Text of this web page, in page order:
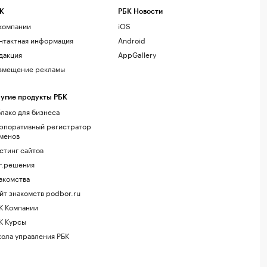
информация
рекламы
продукты РБК
для бизнеса
регистратор
сайтов
знакомств podbor.ru
Компании
Курсы
управления РБК
РБК Новости
iOS
Android
AppGallery